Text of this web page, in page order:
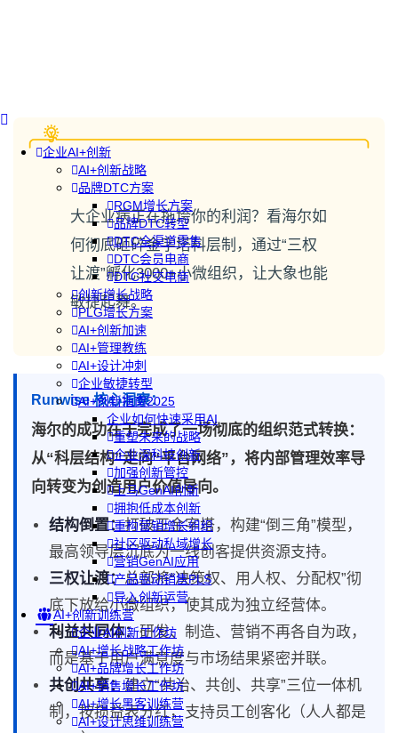
企业AI+创新
AI+创新战略
品牌DTC方案
RGM增长方案
品牌DTC转型
DTC全渠道零售
DTC会员电商
DTC社交电商
创新增长战略
PLG增长方案
AI+创新加速
AI+管理教练
AI+设计冲刺
企业敏捷转型
AI+创新指南2025
企业如何快速采用AI
重塑未来的战略
企业深科技创新
加强创新管控
上马GenAI创新
拥抱低成本创新
重构营销增长组织
社区驱动私域增长
营销GenAI应用
产品驱动销售PLS
导入创新运营
AI+创新训练营
企业AI创新工作坊
AI+增长战略工作坊
AI+品牌增长工作坊
AI+销售增长工作坊
AI+增长黑客训练营
AI+设计思维训练营
大企业病正在拖垮你的利润？看海尔如
何彻底砸碎金字塔科层制，通过“三权
让渡”孵化3000+小微组织，让大象也能
敏捷起舞。
Runwise 核心洞察：
海尔的成功在于完成了一场彻底的组织范式转换：
从“科层结构”走向“平台网络”，将内部管理效率导
向转变为创造用户价值导向。
结构倒置：打破正金字塔，构建“倒三角”模型，
最高领导层沉底为一线创客提供资源支持。
三权让渡：总部将“决策权、用人权、分配权”彻
底下放给小微组织，使其成为独立经营体。
利益共同体：研发、制造、营销不再各自为政，
而是基于用户满意度与市场结果紧密并联。
共创共享：建立“共治、共创、共享”三位一体机
制，按损益表分红，支持员工创客化（人人都是